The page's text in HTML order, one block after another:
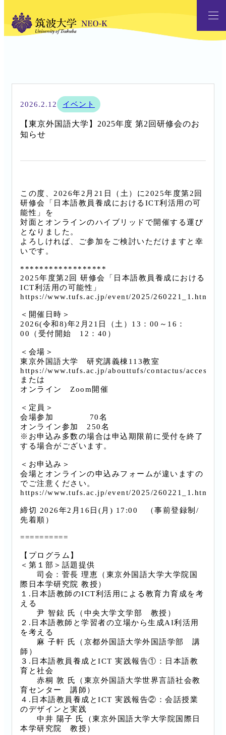
2026.2.12 イベント
【東京外国語大学】2025年度 第2回研修会のお
知らせ
この度、2026年2月21日（土）に2025年度第2回
研修会「日本語教員養成におけるICT利活用の可
能性」を
対面とオンラインのハイブリッドで開催する運び
となりました。
よろしければ、ご参加をご検討いただけますと幸
いです。
******************
2025年度第2回 研修会「日本語教員養成における
ICT利活用の可能性」
https://www.tufs.ac.jp/event/2025/260221_1.html
＜開催日時＞
2026(令和8)年2月21日（土）13：00～16：
00（受付開始 12：40）
＜会場＞
東京外国語大学 研究講義棟113教室
https://www.tufs.ac.jp/abouttufs/contactus/
または
オンライン Zoom開催
＜定員＞
会場参加 70名
オンライン参加 250名
※お申込み多数の場合は申込期限前に受付を終了
する場合がございます。
＜お申込み＞
会場とオンラインの申込みフォームが違いますの
でご注意ください。
https://www.tufs.ac.jp/event/2025/260221_1.html
締切 2026年2月16日(月) 17:00 （事前登録制/
先着順）
==========
【プログラム】
＜第１部＞話題提供
司会：菅長 理恵（東京外国語大学大学院国
際日本学研究院 教授）
１.日本語教師のICT利活用による教育力育成を考
える
尹 智鉉 氏（中央大学文学部 教授）
２.日本語教師と学習者の立場から生成AI利活用
を考える
麻 子軒 氏（京都外国語大学外国語学部 講
師）
３.日本語教員養成とICT 実践報告①：日本語教
育と社会
赤桐 敦 氏（東京外国語大学世界言語社会教
育センター 講師）
４.日本語教員養成とICT 実践報告②：会話授業
のデザインと実践
中井 陽子 氏（東京外国語大学大学院国際日
本学研究院 教授）